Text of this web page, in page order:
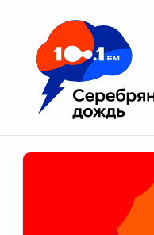
Москва 100.1 FM
Апатиты